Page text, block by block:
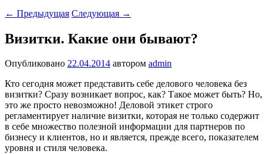
← Предыдущая Следующая →
Визитки. Какие они бывают?
Опубликовано 22.04.2014 автором admin
Кто сегодня может представить себе делового человека без
визитки? Сразу возникает вопрос, как? Такое может быть? Но,
это же просто невозможно! Деловой этикет строго
регламентирует наличие визитки, которая не только содержит
в себе множество полезной информации для партнеров по
бизнесу и клиентов, но и является, прежде всего, показателем
уровня и стиля человека.